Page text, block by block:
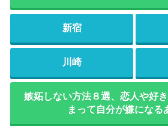
新宿
川崎
嫉妬しない方法８選、恋人や好
まって自分が嫌になる